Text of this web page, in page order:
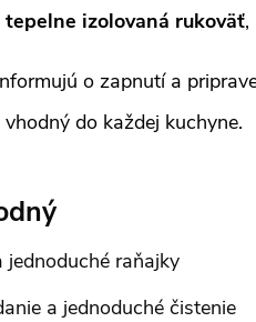
tepelne izolovaná rukoväť,
o zapnutí a
do každej kuchyne.
raňajky
a jednoduché čistenie